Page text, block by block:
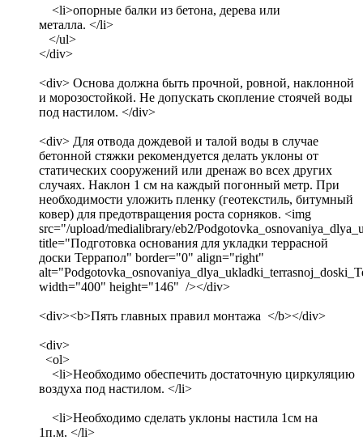
<li>опорные балки из бетона, дерева или
металла. </li>
</ul>
</div>
<div> Основа должна быть прочной, ровной, наклонной
и морозостойкой. Не допускать скопление стоячей воды
под настилом. </div>
<div> Для отвода дождевой и талой воды в случае
бетонной стяжки рекомендуется делать уклоны от
статических сооружений или дренаж во всех других
случаях. Наклон 1 см на каждый погонный метр. При
необходимости уложить пленку (геотекстиль, битумный
ковер) для предотвращения роста сорняков. <img
src="/upload/medialibrary/eb2/
title="Подготовка основания для укладки террасной
доски Террапол" border="0" align="right"
width="400" height="146" /></div>
<div><b>Пять главных правил монтажа </b></div>
<div>
<ol>
<li>Необходимо обеспечить достаточную циркуляцию
воздуха под настилом. </li>
<li>Необходимо сделать уклоны настила 1см на
1п.м. </li>